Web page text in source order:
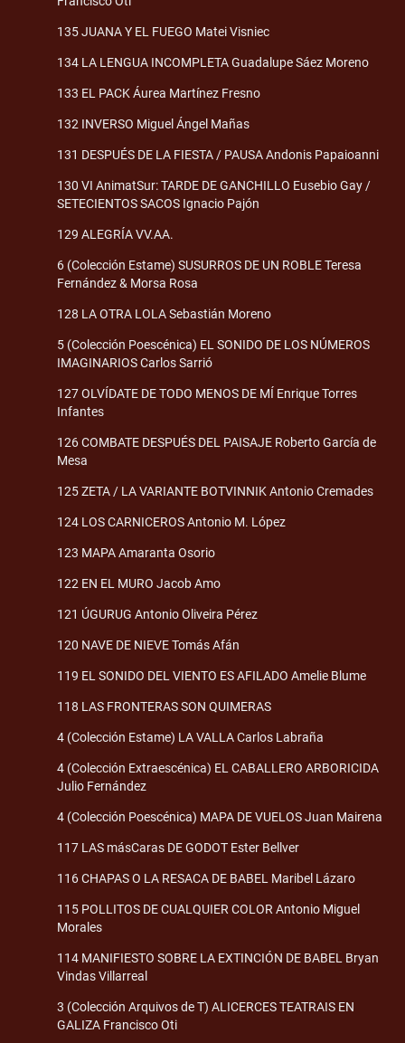
135 JUANA Y EL FUEGO Matei Visniec
134 LA LENGUA INCOMPLETA Guadalupe Sáez Moreno
133 EL PACK Áurea Martínez Fresno
132 INVERSO Miguel Ángel Mañas
131 DESPUÉS DE LA FIESTA / PAUSA Andonis Papaioanni
130 VI AnimatSur: TARDE DE GANCHILLO Eusebio Gay /
SETECIENTOS SACOS Ignacio Pajón
129 ALEGRÍA VV.AA.
6 (Colección Estame) SUSURROS DE UN ROBLE Teresa
Fernández & Morsa Rosa
128 LA OTRA LOLA Sebastián Moreno
5 (Colección Poescénica) EL SONIDO DE LOS NÚMEROS
IMAGINARIOS Carlos Sarrió
127 OLVÍDATE DE TODO MENOS DE MÍ Enrique Torres
Infantes
126 COMBATE DESPUÉS DEL PAISAJE Roberto García de
Mesa
125 ZETA / LA VARIANTE BOTVINNIK Antonio Cremades
124 LOS CARNICEROS Antonio M. López
123 MAPA Amaranta Osorio
122 EN EL MURO Jacob Amo
121 ÚGURUG Antonio Oliveira Pérez
120 NAVE DE NIEVE Tomás Afán
119 EL SONIDO DEL VIENTO ES AFILADO Amelie Blume
118 LAS FRONTERAS SON QUIMERAS
4 (Colección Estame) LA VALLA Carlos Labraña
4 (Colección Extraescénica) EL CABALLERO ARBORICIDA
Julio Fernández
4 (Colección Poescénica) MAPA DE VUELOS Juan Mairena
117 LAS másCaras DE GODOT Ester Bellver
116 CHAPAS O LA RESACA DE BABEL Maribel Lázaro
115 POLLITOS DE CUALQUIER COLOR Antonio Miguel
Morales
114 MANIFIESTO SOBRE LA EXTINCIÓN DE BABEL Bryan
Vindas Villarreal
3 (Colección Arquivos de T) ALICERCES TEATRAIS EN
GALIZA Francisco Oti